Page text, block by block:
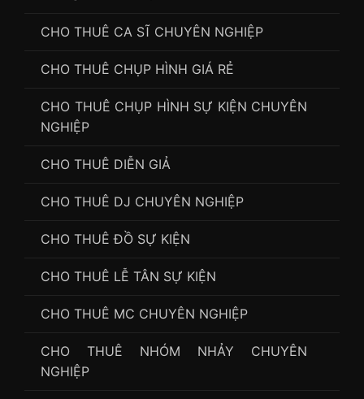
CHO THUÊ CA SĨ CHUYÊN NGHIỆP
CHO THUÊ CHỤP HÌNH GIÁ RẺ
CHO THUÊ CHỤP HÌNH SỰ KIỆN CHUYÊN
NGHIỆP
CHO THUÊ DIỄN GIẢ
CHO THUÊ DJ CHUYÊN NGHIỆP
CHO THUÊ ĐỒ SỰ KIỆN
CHO THUÊ LỄ TÂN SỰ KIỆN
CHO THUÊ MC CHUYÊN NGHIỆP
CHO THUÊ NHÓM NHẢY CHUYÊN
NGHIỆP